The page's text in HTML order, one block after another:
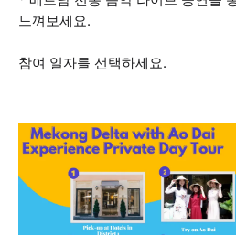
느껴보세요.
참여 일자를 선택하세요.